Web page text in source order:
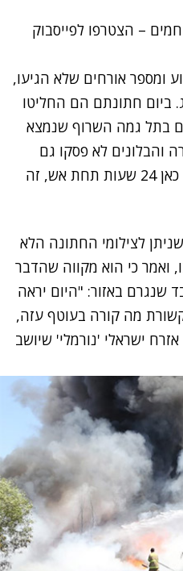
חמים – הצטרפו לפייסבוק
ומספר אורחים שלא הגיעו,
ביום חתונתם הם החליטו
בתל גמה השרוף שנמצא
והבלונים לא פסקו גם
בזמן הצילומים. "אנחנו חיים כאן 24 שעות תחת אש, זה
לצילומי החתונה הלא
ואמר כי הוא מקווה שהדבר
שנגרם באזור: "היום יראה
מה קורה בעוטף עזה,
ישראלי 'נורמלי' שיושב